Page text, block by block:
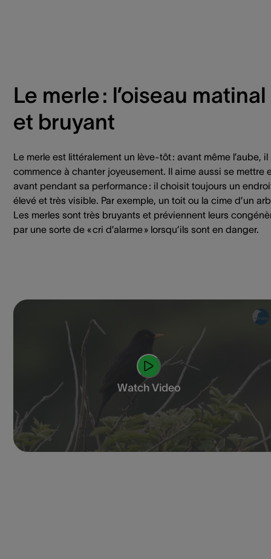
Le merle : l’oiseau matinal
et bruyant
Le merle est littéralement un lève-tôt : avant même l’aube, il
commence à chanter joyeusement. Il aime aussi se mettre
avant pendant sa performance : il choisit toujours un
élevé et très visible. Par exemple, un toit ou la cime d’un
Les merles sont très bruyants et préviennent leurs
par une sorte de « cri d’alarme » lorsqu’ils sont en danger.
Watch Video